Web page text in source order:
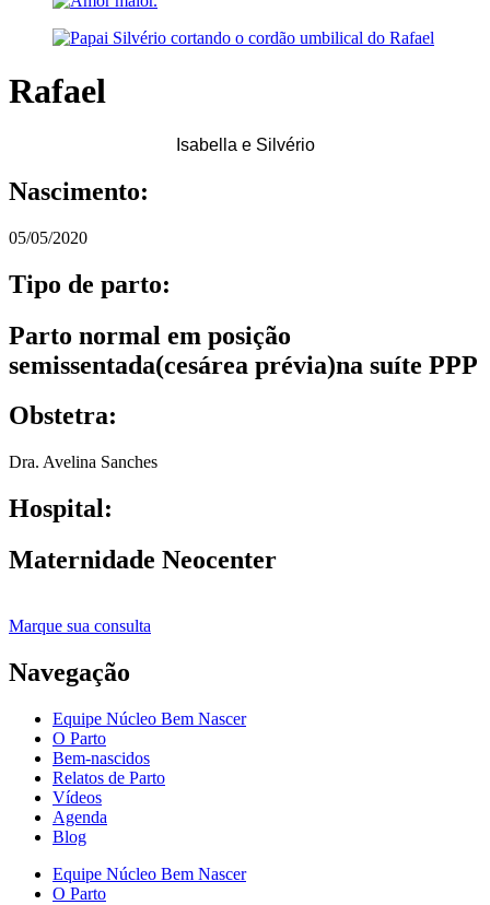
Rafael
Isabella e Silvério
Nascimento:
05/05/2020
Tipo de parto:
Parto normal em posição
semissentada(cesárea prévia)na suíte PPP
Obstetra:
Dra. Avelina Sanches
Hospital:
Maternidade Neocenter
Marque sua consulta
Navegação
Equipe Núcleo Bem Nascer
O Parto
Bem-nascidos
Relatos de Parto
Vídeos
Agenda
Blog
Equipe Núcleo Bem Nascer
O Parto